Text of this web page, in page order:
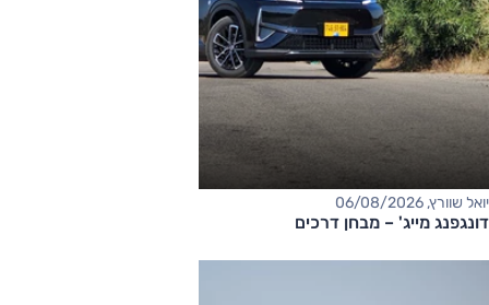
יואל שוורץ, 06/08/2026
דונגפנג מייג' – מבחן דרכים